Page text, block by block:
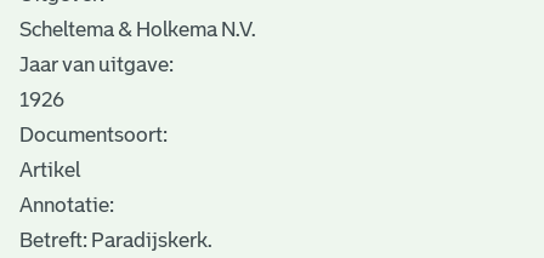
Scheltema & Holkema N.V.
Jaar van uitgave:
1926
Documentsoort:
Artikel
Annotatie:
Betreft: Paradijskerk.